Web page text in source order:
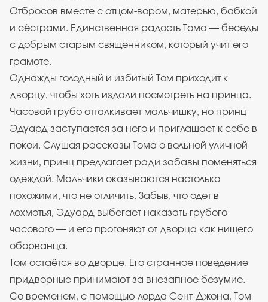
Отбросов вместе с отцом-вором, матерью, бабкой
и сёстрами. Единственная радость Тома — беседы
с добрым старым священником, который учит его
грамоте.
Однажды голодный и избитый Том приходит к
дворцу, чтобы хоть издали посмотреть на принца.
Часовой грубо отталкивает мальчишку, но принц
Эдуард заступается за него и приглашает к себе в
покои. Слушая рассказы Тома о вольной уличной
жизни, принц предлагает ради забавы поменяться
одеждой. Мальчики оказываются настолько
похожими, что не отличить. Забыв, что одет в
лохмотья, Эдуард выбегает наказать грубого
часового — и его прогоняют от дворца как нищего
оборванца.
Том остаётся во дворце. Его странное поведение
придворные принимают за внезапное безумие.
Со временем, с помощью лорда Сент-Джона, Том